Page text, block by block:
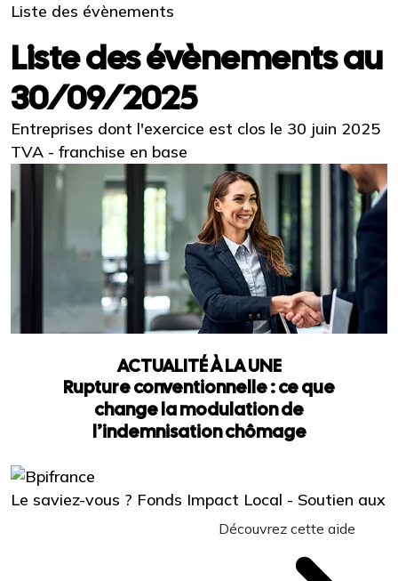
Liste des évènements
Liste des évènements au
30/09/2025
Entreprises dont l'exercice est clos le 30 juin 2025
TVA - franchise en base
ACTUALITÉ À LA UNE
Rupture conventionnelle : ce que
change la modulation de
l’indemnisation chômage
Le saviez-vous ? Fonds Impact Local - Soutien aux
Découvrez cette aide